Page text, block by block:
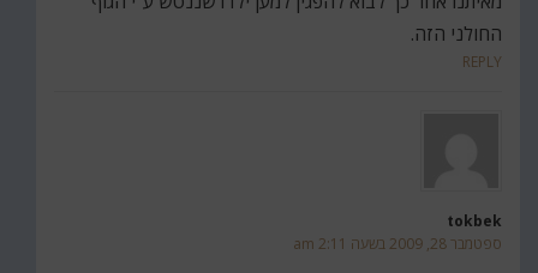
החולני הזה.
REPLY
tokbek
ספטמבר 28, 2009 בשעה 2:11 am